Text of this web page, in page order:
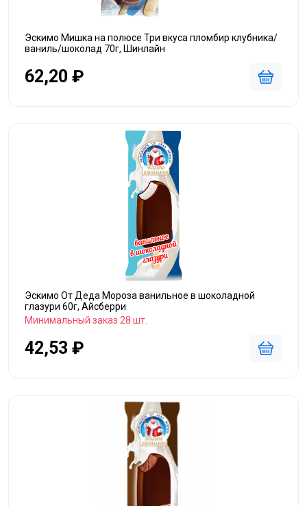
Эскимо Мишка на полюсе Три вкуса пломбир клубника/
ваниль/шоколад 70г, Шинлайн
62,20 ₽
Эскимо От Деда Мороза ванильное в шоколадной
глазури 60г, Айсберри
Минимальный заказ 28 шт.
42,53 ₽